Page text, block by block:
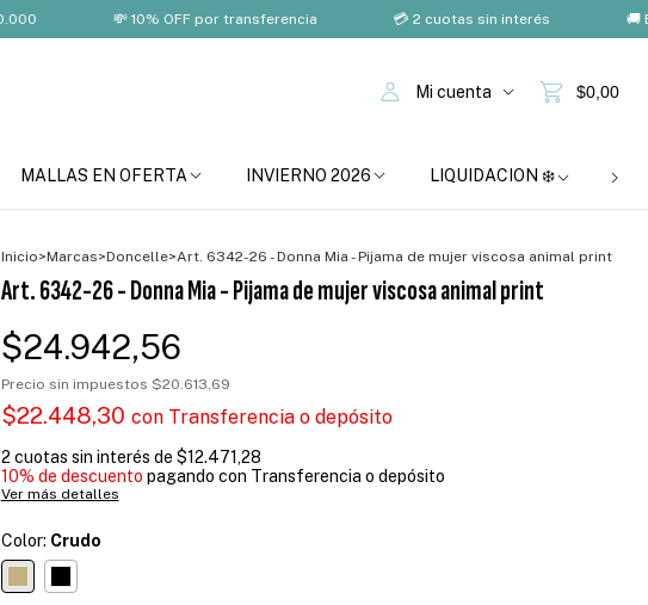
💸 10% OFF por transferencia 💳 2 cuotas sin interés 🚚 Envío
Mi cuenta $0,00
MALLAS EN OFERTA INVIERNO 2026 LIQUIDACION ❄️
Inicio>Marcas>Doncelle>Art. 6342-26 - Donna Mia - Pijama de mujer viscosa animal print
Art. 6342-26 - Donna Mia - Pijama de mujer viscosa animal print
$24.942,56
Precio sin impuestos $20.613,69
$22.448,30 con Transferencia o depósito
2 cuotas sin interés de $12.471,28
10% de descuento pagando con Transferencia o depósito
Ver más detalles
Color: Crudo